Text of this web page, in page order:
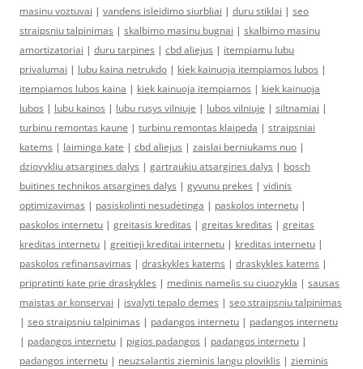
masinu voztuvai | vandens isleidimo siurbliai | duru stiklai | seo
straipsniu talpinimas | skalbimo masinu bugnai | skalbimo masinu
amortizatoriai | duru tarpines | cbd aliejus | itempiamu lubu
privalumai | lubu kaina netrukdo | kiek kainuoja itempiamos lubos |
itempiamos lubos kaina | kiek kainuoja itempiamos | kiek kainuoja
lubos | lubu kainos | lubu rusys vilniuje | lubos vilniuje | siltnamiai |
turbinu remontas kaune | turbinu remontas klaipeda | straipsniai
katems | laiminga kate | cbd aliejus | zaislai berniukams nuo |
dziovykliu atsargines dalys | gartraukiu atsargines dalys | bosch
buitines technikos atsargines dalys | gyvunu prekes | vidinis
optimizavimas | pasiskolinti nesudėtinga | paskolos internetu |
paskolos internetu | greitasis kreditas | greitas kreditas | greitas
kreditas internetu | greitieji kreditai internetu | kreditas internetu |
paskolos refinansavimas | draskykles katems | draskykles katems |
pripratinti kate prie draskykles | medinis namelis su ciuozykla | sausas
maistas ar konservai | isvalyti tepalo demes | seo straipsniu talpinimas
| seo straipsniu talpinimas | padangos internetu | padangos internetu
| padangos internetu | pigios padangos | padangos internetu |
padangos internetu | neuzsalantis zieminis langu ploviklis | zieminis